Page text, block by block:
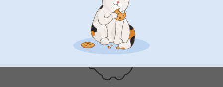
Nöjd kundgaranti